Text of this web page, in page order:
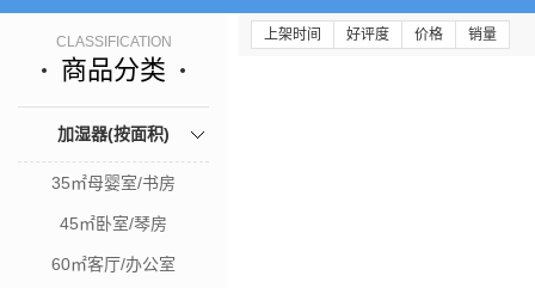
CLASSIFICATION
商品分类
加湿器(按面积)
35㎡母婴室/书房
45㎡卧室/琴房
60㎡客厅/办公室
上架时间 好评度 价格 销量